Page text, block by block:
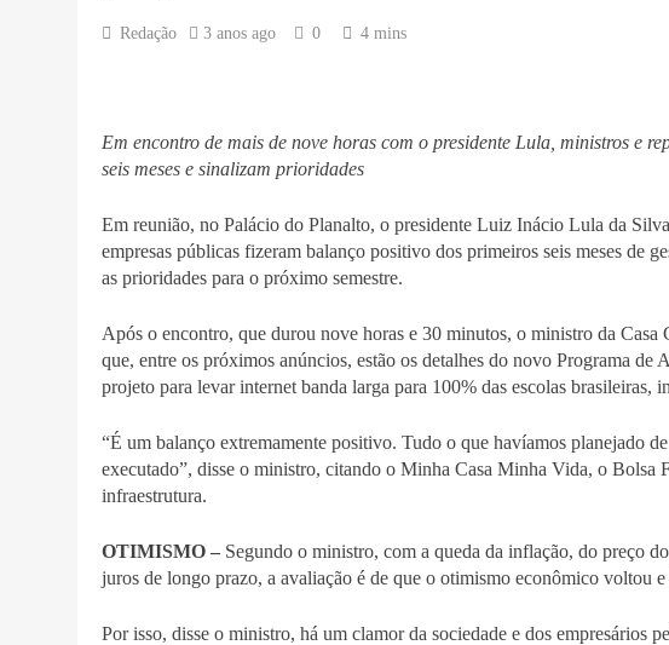
Redação 3 anos ago 0 4 mins
Em encontro de mais de nove horas com o presidente Lula, ministros e
seis meses e sinalizam prioridades
Em reunião, no Palácio do Planalto, o presidente Luiz Inácio Lula da
empresas públicas fizeram balanço positivo dos primeiros seis meses de
as prioridades para o próximo semestre.
Após o encontro, que durou nove horas e 30 minutos, o ministro da
que, entre os próximos anúncios, estão os detalhes do novo Programa
projeto para levar internet banda larga para 100% das escolas brasileiras,
“É um balanço extremamente positivo. Tudo o que havíamos planejado
executado”, disse o ministro, citando o Minha Casa Minha Vida, o Bolsa
infraestrutura.
OTIMISMO – Segundo o ministro, com a queda da inflação, do preço
juros de longo prazo, a avaliação é de que o otimismo econômico voltou
Por isso, disse o ministro, há um clamor da sociedade e dos empresários